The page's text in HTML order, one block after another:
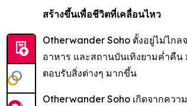
สร้างขึ้นเพื่อชีวิตที่เคลื่อนไหว
Otherwander Soho ตั้งอยู่ไม่ไกล
อาหาร และสถานบันเทิงยามค่ำคื
ตอบรับสิ่งต่างๆ มากขึ้น
Otherwander Soho เกิดจากควา